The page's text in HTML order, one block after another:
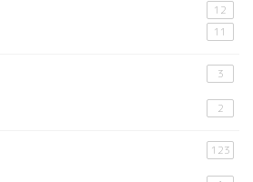
12
11
3
2
123